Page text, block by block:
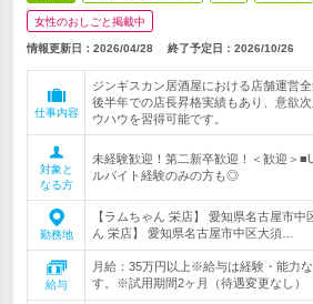
女性のおしごと掲載中
情報更新日：2026/04/28 終了予定日： 2026/10/26
仕事内容
ジンギスカン居酒屋における店舗運営
後半年での店長昇格実績もあり、意欲
ウハウを習得可能です。
対象と
なる方
未経験歓迎！第二新卒歓迎！＜歓迎＞
ルバイト経験のみの方も◎
勤務地
【ラムちゃん 栄店】 愛知県名古屋市中
ん 栄店】 愛知県名古屋市中区大須…
給与
月給：35万円以上※給与は経験・能力
す。※試用期間2ヶ月（待遇変更なし）